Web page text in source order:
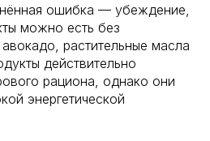
ошибка — убеждение,
можно есть без
растительные масла
действительно
рациона, однако они
энергетической